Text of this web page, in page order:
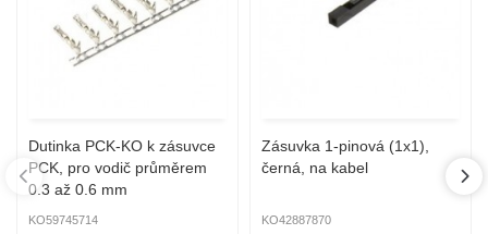
Dutinka PCK-KO k zásuvce
PCK, pro vodič průměrem
0.3 až 0.6 mm
KO59745714
Zásuvka 1-pinová (1x1),
černá, na kabel
KO42887870